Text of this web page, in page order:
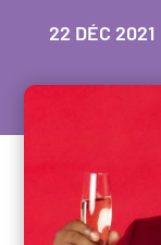
22 DÉC 2021